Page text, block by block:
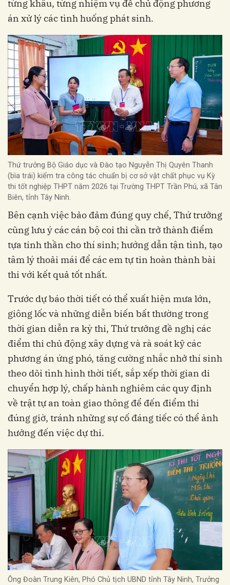
từng khâu, từng nhiệm vụ để chủ động phương
án xử lý các tình huống phát sinh.
Thứ trưởng Bộ Giáo dục và Đào tạo Nguyễn Thị Quyên Thanh
(bìa trái) kiểm tra công tác chuẩn bị cơ sở vật chất phục vụ Kỳ
thi tốt nghiệp THPT năm 2026 tại Trường THPT Trần Phú, xã Tân
Biên, tỉnh Tây Ninh.
Bên cạnh việc bảo đảm đúng quy chế, Thứ trưởng
cũng lưu ý các cán bộ coi thi cần trở thành điểm
tựa tinh thần cho thí sinh; hướng dẫn tận tình, tạo
tâm lý thoải mái để các em tự tin hoàn thành bài
thi với kết quả tốt nhất.
Trước dự báo thời tiết có thể xuất hiện mưa lớn,
giông lốc và những diễn biến bất thường trong
thời gian diễn ra kỳ thi, Thứ trưởng đề nghị các
điểm thi chủ động xây dựng và rà soát kỹ các
phương án ứng phó, tăng cường nhắc nhở thí sinh
theo dõi tình hình thời tiết, sắp xếp thời gian di
chuyển hợp lý, chấp hành nghiêm các quy định
về trật tự an toàn giao thông để đến điểm thi
đúng giờ, tránh những sự cố đáng tiếc có thể ảnh
hưởng đến việc dự thi.
Ông Đoàn Trung Kiên, Phó Chủ tịch UBND tỉnh Tây Ninh, Trưởng